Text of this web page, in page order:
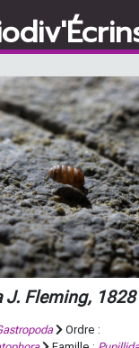
J. Fleming, 1828
Ordre :